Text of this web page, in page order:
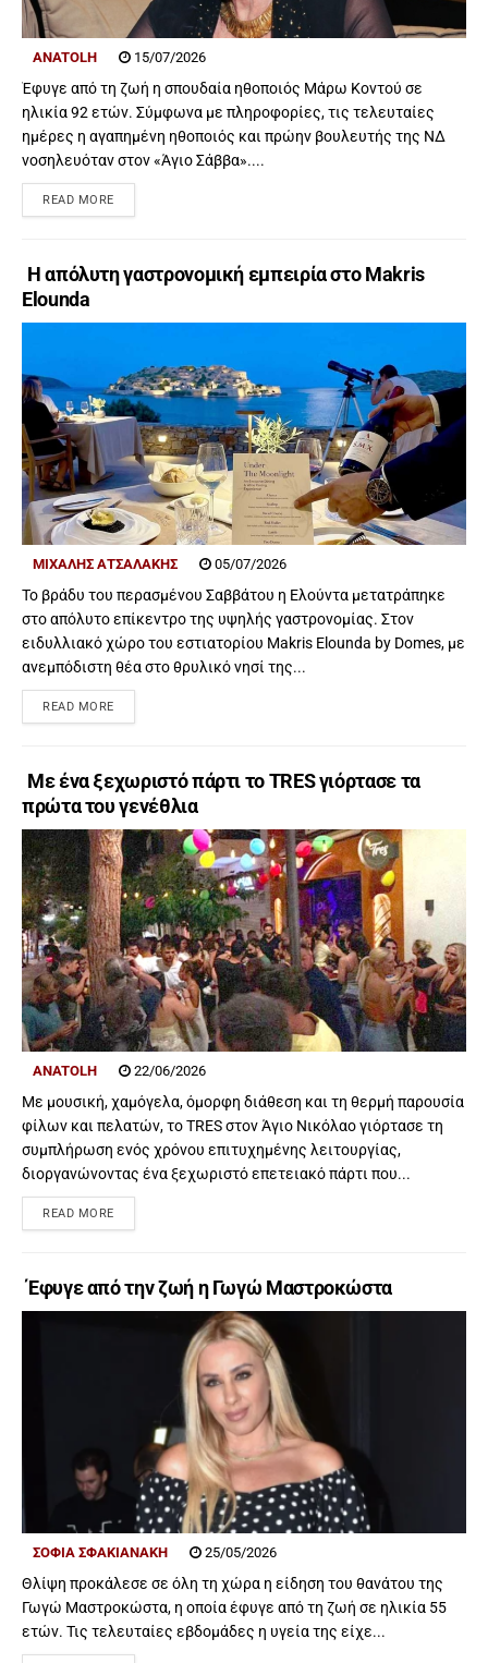
ANATOLH 15/07/2026
Έφυγε από τη ζωή η σπουδαία ηθοποιός Μάρω Κοντού σε
ηλικία 92 ετών. Σύμφωνα με πληροφορίες, τις τελευταίες
ημέρες η αγαπημένη ηθοποιός και πρώην βουλευτής της ΝΔ
νοσηλευόταν στον «Άγιο Σάββα»....
READ MORE
Η απόλυτη γαστρονομική εμπειρία στο Makris
Elounda
ΜΙΧΆΛΗΣ ΑΤΣΑΛΆΚΗΣ 05/07/2026
Το βράδυ του περασμένου Σαββάτου η Ελούντα μετατράπηκε
στο απόλυτο επίκεντρο της υψηλής γαστρονομίας. Στον
ειδυλλιακό χώρο του εστιατορίου Makris Elounda by Domes, με
ανεμπόδιστη θέα στο θρυλικό νησί της...
READ MORE
Με ένα ξεχωριστό πάρτι το TRES γιόρτασε τα
πρώτα του γενέθλια
ANATOLH 22/06/2026
Με μουσική, χαμόγελα, όμορφη διάθεση και τη θερμή παρουσία
φίλων και πελατών, το TRES στον Άγιο Νικόλαο γιόρτασε τη
συμπλήρωση ενός χρόνου επιτυχημένης λειτουργίας,
διοργανώνοντας ένα ξεχωριστό επετειακό πάρτι που...
READ MORE
Έφυγε από την ζωή η Γωγώ Μαστροκώστα
ΣΟΦΙΑ ΣΦΑΚΙΑΝΑΚΗ 25/05/2026
Θλίψη προκάλεσε σε όλη τη χώρα η είδηση του θανάτου της
Γωγώ Μαστροκώστα, η οποία έφυγε από τη ζωή σε ηλικία 55
ετών. Τις τελευταίες εβδομάδες η υγεία της είχε...